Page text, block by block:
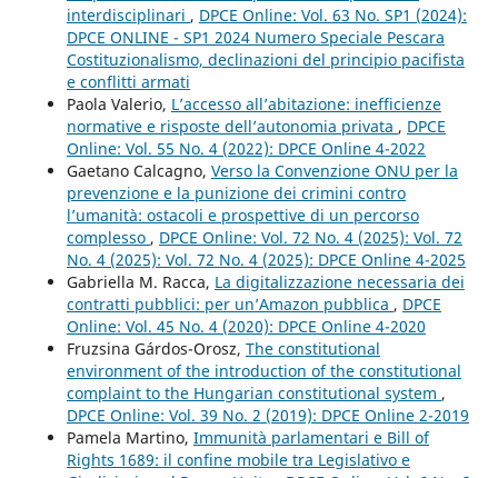
interdisciplinari , DPCE Online: Vol. 63 No. SP1 (2024):
DPCE ONLINE - SP1 2024 Numero Speciale Pescara
Costituzionalismo, declinazioni del principio pacifista
e conflitti armati
Paola Valerio, L’accesso all’abitazione: inefficienze
normative e risposte dell’autonomia privata , DPCE
Online: Vol. 55 No. 4 (2022): DPCE Online 4-2022
Gaetano Calcagno, Verso la Convenzione ONU per la
prevenzione e la punizione dei crimini contro
l’umanità: ostacoli e prospettive di un percorso
complesso , DPCE Online: Vol. 72 No. 4 (2025): Vol. 72
No. 4 (2025): Vol. 72 No. 4 (2025): DPCE Online 4-2025
Gabriella M. Racca, La digitalizzazione necessaria dei
contratti pubblici: per un’Amazon pubblica , DPCE
Online: Vol. 45 No. 4 (2020): DPCE Online 4-2020
Fruzsina Gárdos-Orosz, The constitutional
environment of the introduction of the constitutional
complaint to the Hungarian constitutional system ,
DPCE Online: Vol. 39 No. 2 (2019): DPCE Online 2-2019
Pamela Martino, Immunità parlamentari e Bill of
Rights 1689: il confine mobile tra Legislativo e